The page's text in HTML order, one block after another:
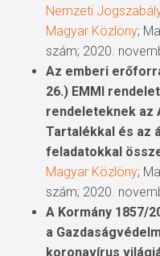
Nemzeti
Magyar Közlöny;
szám; 2020.
Az emberi
26.) EMMI
rendeleteknek az
Tartalékkal és az
feladatokkal
Magyar Közlöny;
szám; 2020.
A Kormány 1857/
a
koronavírus